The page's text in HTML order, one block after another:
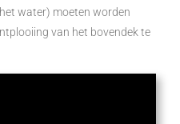
water) moeten worden
van het bovendek te